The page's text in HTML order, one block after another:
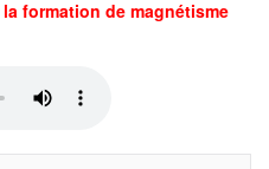
formation de magnétisme